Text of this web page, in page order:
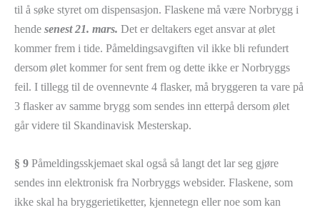
til å søke styret om dispensasjon. Flaskene må være Norbrygg i
hende senest 21. mars. Det er deltakers eget ansvar at ølet
kommer frem i tide. Påmeldingsavgiften vil ikke bli refundert
dersom ølet kommer for sent frem og dette ikke er Norbryggs
feil. I tillegg til de ovennevnte 4 flasker, må bryggeren ta vare på
3 flasker av samme brygg som sendes inn etterpå dersom ølet
går videre til Skandinavisk Mesterskap.
§ 9 Påmeldingsskjemaet skal også så langt det lar seg gjøre
sendes inn elektronisk fra Norbryggs websider. Flaskene, som
ikke skal ha bryggerietiketter, kjennetegn eller noe som kan